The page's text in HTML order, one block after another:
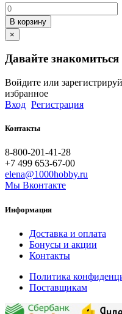
В корзину
×
Давайте знакомиться
Войдите или
избранное
Вход Регистрация
Контакты
8-800-201-41-28
+7 499 653-67-00
elena@1000hobby.ru
Мы Вконтакте
Информация
Доставка и оплата
Бонусы и акции
Контакты
Политика
Поставщикам